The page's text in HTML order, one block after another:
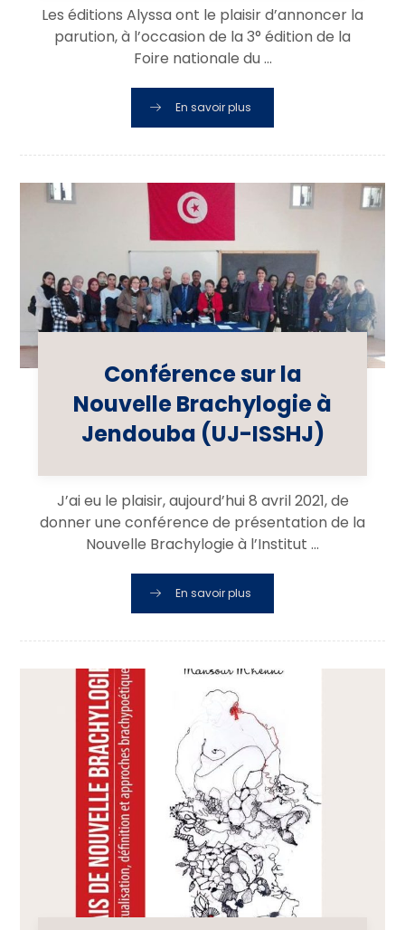
Les éditions Alyssa ont le plaisir d’annoncer la
parution, à l’occasion de la 3° édition de la
Foire nationale du ...
En savoir plus
Conférence sur la
Nouvelle Brachylogie à
Jendouba (UJ-ISSHJ)
J’ai eu le plaisir, aujourd’hui 8 avril 2021, de
donner une conférence de présentation de la
Nouvelle Brachylogie à l’Institut ...
En savoir plus